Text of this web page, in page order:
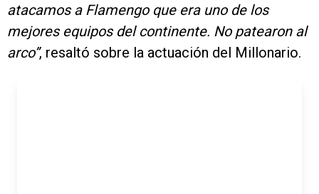
atacamos a Flamengo que era uno de los
mejores equipos del continente. No patearon al
arco”, resaltó sobre la actuación del Millonario.